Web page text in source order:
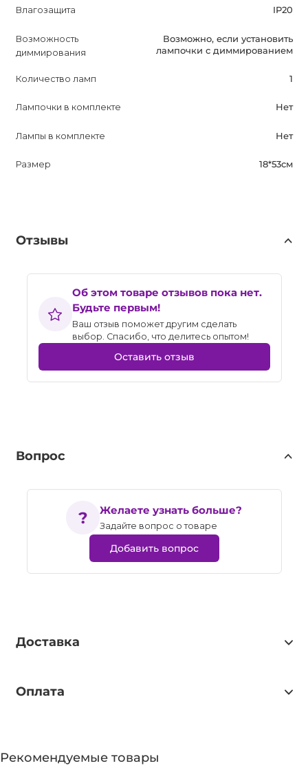
Влагозащита IP20
Возможность
диммирования
Возможно, если установить
лампочки с диммированием
Количество ламп 1
Лампочки в комплекте Нет
Лампы в комплекте Нет
Размер 18*53см
Отзывы
Об этом товаре отзывов пока нет.
Будьте первым!
Ваш отзыв поможет другим сделать
выбор. Спасибо, что делитесь опытом!
Оставить отзыв
Вопрос
Желаете узнать больше?
Задайте вопрос о товаре
Добавить вопрос
Доставка
Оплата
Рекомендуемые товары